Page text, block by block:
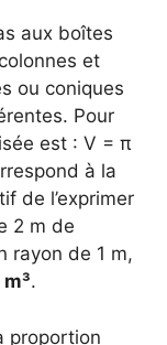
aux boîtes
et
ou coniques
Pour
est : V = π
à la
de l’exprimer
2 m de
rayon de 1 m,
.
proportion